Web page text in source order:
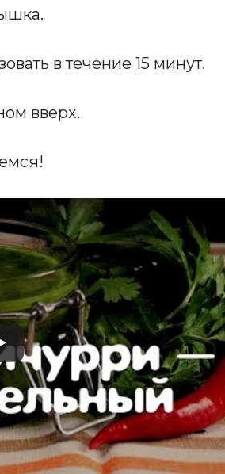
в течение 15 минут.
вверх.